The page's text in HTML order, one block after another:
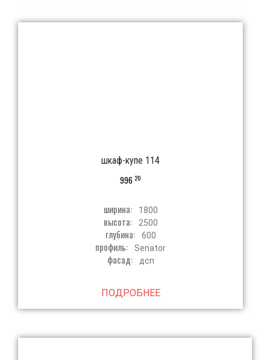
шкаф-купе 114
99620
ширина: 1800
высота: 2500
глубина: 600
профиль: Senator
фасад: дсп
ПОДРОБНЕЕ